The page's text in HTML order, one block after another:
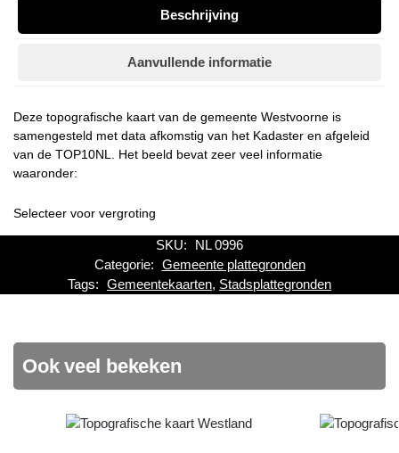
Beschrijving
Aanvullende informatie
Deze topografische kaart van de gemeente Westvoorne is
samengesteld met data afkomstig van het Kadaster en afgeleid
van de TOP10NL. Het beeld bevat zeer veel informatie
waaronder:
Selecteer voor vergroting
SKU:
NL 0996
Categorie: Gemeente plattegronden
Tags: Gemeentekaarten, Stadsplattegronden
Ook veel bekeken